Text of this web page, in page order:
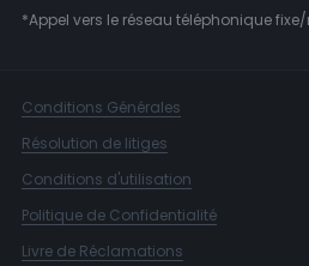
*Appel vers le réseau téléphonique
Conditions Générales
Résolution de litiges
Conditions d'utilisation
Politique de Confidentialité
Livre de Réclamations